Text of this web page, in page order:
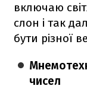
включаю
слон і так
бути різної
чисел